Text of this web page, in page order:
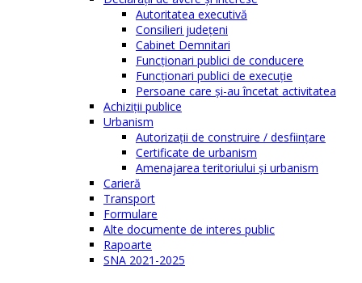
Autoritatea executivă
Consilieri judeţeni
Cabinet Demnitari
Funcţionari publici de conducere
Funcționari publici de execuție
Persoane care şi-au încetat activitatea
Achiziţii publice
Urbanism
Autorizații de construire / desființare
Certificate de urbanism
Amenajarea teritoriului şi urbanism
Carieră
Transport
Formulare
Alte documente de interes public
Rapoarte
SNA 2021-2025